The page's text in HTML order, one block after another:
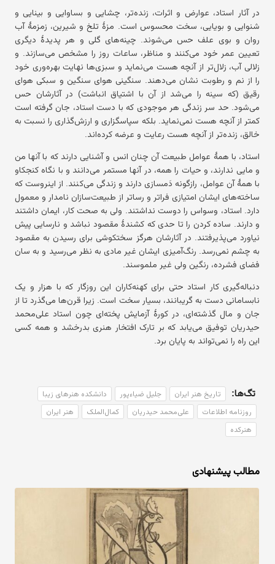
در آثار استاد، عوارض و اثرات، زنده‌تر، چشایی و بساوایی و بینایی و
شنوایی و بویایی، سخت محسوس است. مزهٔ تلخ و شیرین، زمزمهٔ آب
روان و بوی علف حس می‌شوند. چینه‌های گلی و هر پدیدهٔ دیگری
تعیین عمر خود می‌کنند و مناظر، ساعات روز را مشخص می‌سازند. و
زلالی آب، زلال‌تر از آنچه هست می‌نماید و سبزی‌ها نهایت بهره‌وری خود
را از نم و رطوبت نشان می‌دهند. سنگینی هوای سنگین و سبکی هوای
رقیق (که سینه را می‌شد از آن با اشتیاق انباشت) در آثارشان حس
می‌شود. حد سر زندگی هر موجودی که با دست استاد، جان گرفته است
کمتر از آنچه هست نمی‌نماید. بلکه سپاسگزاری و ارزش‌گذاری را نسبت به
خالق، زنده‌تر از آنچه هست رعایت و عرضه کرده‌اند.
استاد، با همهٔ عوامل طبیعت آن چنان انس و آشنایی دارند که با آنها من
و مایی ندارند، و حیات را همه، در آنها مستمر می‌دانند و با نگاه کنجکاو
با همهٔ آن عوامل، رازگونه دَمسازی دارند و زندگی می‌کنند. از اینروست که
ساخته‌های ایشان امتیازی فراتر و رساتر از طبیعت‌سازان نامدار و معمول
دارد. استاد، وسواس را دوست نداشتند. ولی به صحت کار، ایمان داشتند
و دارند. ساده کردن را تا حدی که کشندهٔ مقصود نباشد و نارسایی پیش
نیاورد می‌پذیرفتند. در آثارشان هرگز سختکوشی برای رسیدن به مقصود
به چشم نمی‌رسد. رنگ‌آمیزی ایشان غیر مادی به نظر می‌رسید و به سان
فضای فشرده، رنگین ولی غیر ملموسند.
دنباله‌گیری کار استاد حتی برای کهنه‌کاران این روزگار که با هزار و یک
نابسامانی دست به گریبانند، بسیار سخت است. زیرا قرن‌ها می‌گذرد تا از
جان و مال گذشته‌ای، در کورهٔ آزمایش پخته‌ای چون استاد علی‌محمد
حیدریان توفیق می‌یابد که بر تارک افتخار هنری بدرخشد و همه کسی
این راه را نمی‌تواند به پایان برد.
تگ‌ها: تاریخ هنر ایران جلیل ضیاءپور دانشکده هنرهای زیبا
روزنامه اطلاعات علی‌محمد حیدریان کمال‌الملک هنر ایران
هنرکده
مطالب پیشنهادی